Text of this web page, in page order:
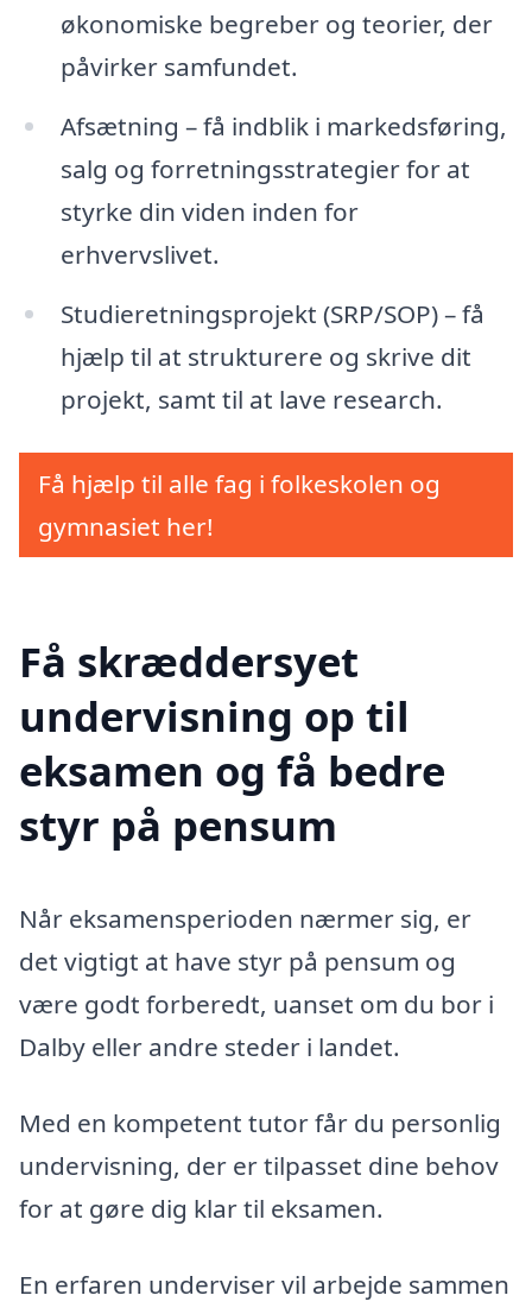
økonomiske begreber og teorier, der
påvirker samfundet.
Afsætning – få indblik i markedsføring,
salg og forretningsstrategier for at
styrke din viden inden for
erhvervslivet.
Studieretningsprojekt (SRP/SOP) – få
hjælp til at strukturere og skrive dit
projekt, samt til at lave research.
Få hjælp til alle fag i folkeskolen og
gymnasiet her!
Få skræddersyet
undervisning op til
eksamen og få bedre
styr på pensum
Når eksamensperioden nærmer sig, er
det vigtigt at have styr på pensum og
være godt forberedt, uanset om du bor i
Dalby eller andre steder i landet.
Med en kompetent tutor får du personlig
undervisning, der er tilpasset dine behov
for at gøre dig klar til eksamen.
En erfaren underviser vil arbejde sammen